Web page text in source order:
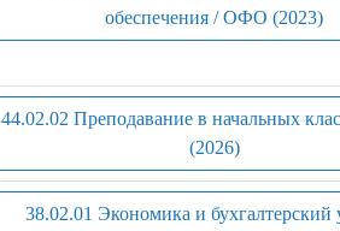
обеспечения / ОФО (2023)
44.02.02 Преподавание в начальных
(2026)
38.02.01 Экономика и бухгалтерский